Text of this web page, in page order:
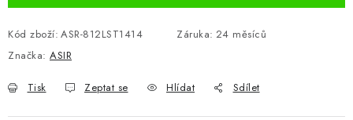
Kód zboží: ASR-812LST1414 Záruka: 24 měsíců
Značka: ASIR
Tisk Zeptat se Hlídat Sdílet